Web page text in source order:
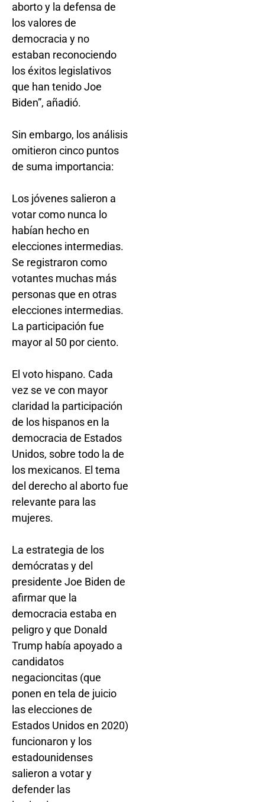
aborto y la defensa de
los valores de
democracia y no
estaban reconociendo
los éxitos legislativos
que han tenido Joe
Biden”, añadió.
Sin embargo, los análisis
omitieron cinco puntos
de suma importancia:
Los jóvenes salieron a
votar como nunca lo
habían hecho en
elecciones intermedias.
Se registraron como
votantes muchas más
personas que en otras
elecciones intermedias.
La participación fue
mayor al 50 por ciento.
El voto hispano. Cada
vez se ve con mayor
claridad la participación
de los hispanos en la
democracia de Estados
Unidos, sobre todo la de
los mexicanos. El tema
del derecho al aborto fue
relevante para las
mujeres.
La estrategia de los
demócratas y del
presidente Joe Biden de
afirmar que la
democracia estaba en
peligro y que Donald
Trump había apoyado a
candidatos
negacioncitas (que
ponen en tela de juicio
las elecciones de
Estados Unidos en 2020)
funcionaron y los
estadounidenses
salieron a votar y
defender las